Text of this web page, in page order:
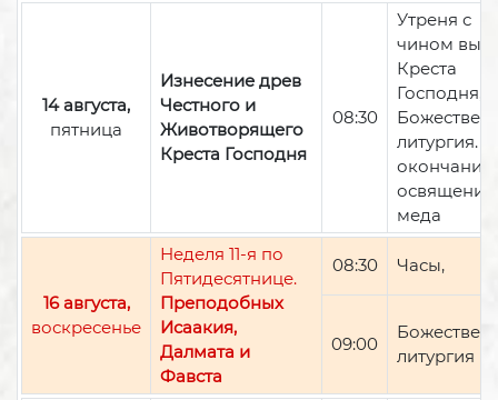
14 августа,
пятница
Изнесение древ
Честного и
Животворящего
Креста Господня
08:30
Утреня с
чином
Креста
Господня,
литургия.
окончании
освящение
меда
16 августа,
воскресенье
Неделя 11-я по
Пятидесятнице.
Преподобных
Исаакия,
Далмата и
Фавста
08:30 Часы,
09:00
литургия